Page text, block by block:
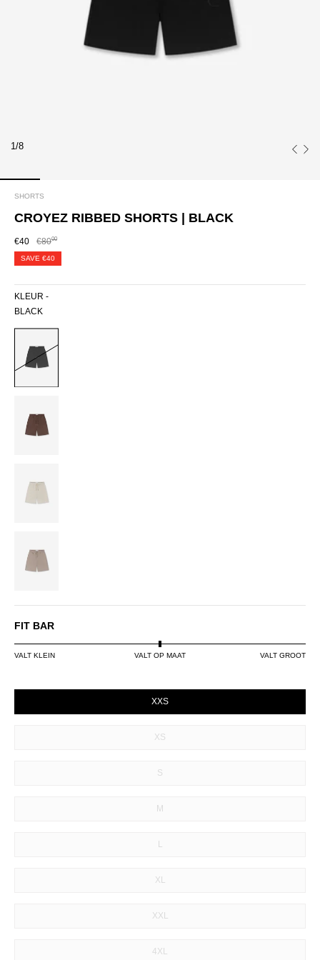
1/8
SHORTS
CROYEZ RIBBED SHORTS | BLACK
€40 €8000
SAVE €40
KLEUR -
BLACK
WHITE
FIT BAR
VALT KLEIN VALT OP MAAT VALT GROOT
XXS
XS
S
M
L
XL
XXL
4XL